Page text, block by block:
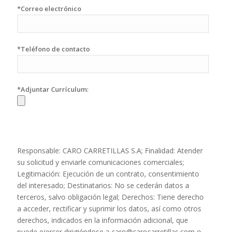
*Correo electrónico
*Teléfono de contacto
*Adjuntar Currículum:
Responsable: CARO CARRETILLAS S.A; Finalidad: Atender
su solicitud y enviarle comunicaciones comerciales;
Legitimación: Ejecución de un contrato, consentimiento
del interesado; Destinatarios: No se cederán datos a
terceros, salvo obligación legal; Derechos: Tiene derecho
a acceder, rectificar y suprimir los datos, así como otros
derechos, indicados en la información adicional, que